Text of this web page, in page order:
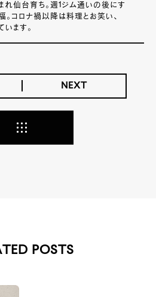
仙台育ち。週1ジム通いの後にす
。コロナ禍以降は料理とお笑い、
います。
NEXT
POSTS